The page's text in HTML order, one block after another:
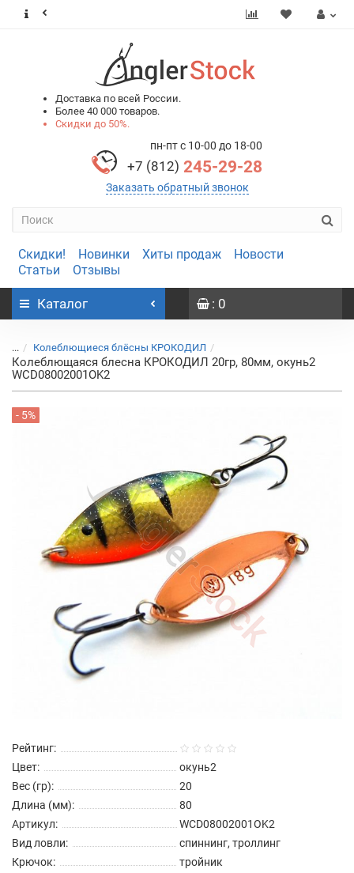
Доставка по всей России.
Более 40 000 товаров.
Скидки до 50%.
пн-пт с 10-00 до 18-00
+7 (812) 245-29-28
Заказать обратный звонок
Скидки! Новинки Хиты продаж
Новости
Статьи
Отзывы
Каталог : 0
... Колеблющиеся блёсны КРОКОДИЛ
Колеблющаяся блесна КРОКОДИЛ 20гр, 80мм, окунь2
WCD08002001OK2
- 5%
Рейтинг:
Цвет:
окунь2
Вес (гр):
20
Длина (мм):
80
Артикул:
WCD08002001OK2
Вид ловли:
спиннинг, троллинг
Крючок:
тройник